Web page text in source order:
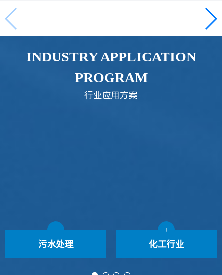
INDUSTRY APPLICATION
PROGRAM
— 行业应用方案 —
污水处理
+
化工行业
+